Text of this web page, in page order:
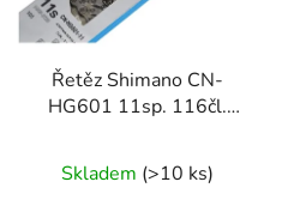
Řetěz Shimano CN-
HG601 11sp. 116čl.
Skladem (>10 ks)